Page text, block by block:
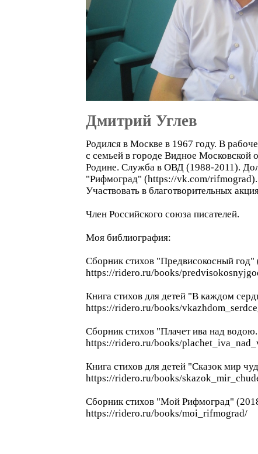
Дмитрий Углев
Родился в Москве в 1967 году. В
с семьей в городе Видное Московской
Родине. Служба в ОВД (1988-2011).
"Рифмоград" (https://vk.com/rifmograd).
Участвовать в благотворительных
Член Российского союза писателей.
Моя библиография:
Сборник стихов "Предвисокосный год"
https://ridero.ru/books/
Книга стихов для детей "В каждом
https://ridero.ru/books/
Сборник стихов "Плачет ива над
https://ridero.ru/books/
Книга стихов для детей "Сказок мир
https://ridero.ru/books/
Сборник стихов "Мой Рифмоград"
https://ridero.ru/books/moi_rifmograd/